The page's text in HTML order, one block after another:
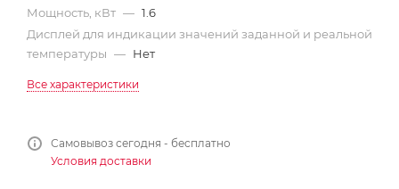
Мощность, кВт — 1.6
Дисплей для индикации значений заданной и реальной
температуры — Нет
Все характеристики
Самовывоз сегодня - бесплатно
Условия доставки